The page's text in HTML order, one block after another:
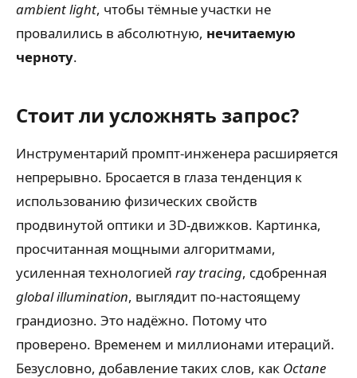
ambient light, чтобы тёмные участки не
провалились в абсолютную, нечитаемую
черноту.
Стоит ли усложнять запрос?
Инструментарий промпт-инженера расширяется
непрерывно. Бросается в глаза тенденция к
использованию физических свойств
продвинутой оптики и 3D-движков. Картинка,
просчитанная мощными алгоритмами,
усиленная технологией ray tracing, сдобренная
global illumination, выглядит по-настоящему
грандиозно. Это надёжно. Потому что
проверено. Временем и миллионами итераций.
Безусловно, добавление таких слов, как Octane